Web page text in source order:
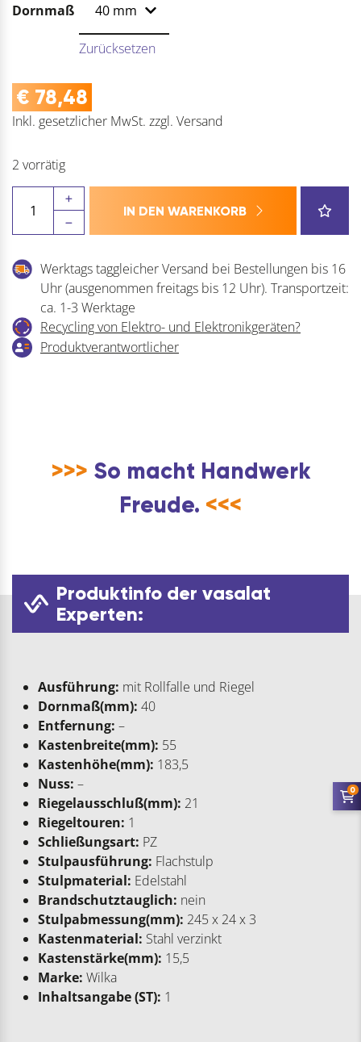
Dornmaß
Zurücksetzen
€ 78,48
Inkl. gesetzlicher MwSt. zzgl. Versand
2 vorrätig
Rohrrahmenschloss
Flachstulp
Rollfalle
Riegel
Menge
IN DEN WARENKORB
Werktags taggleicher Versand bei Bestellungen bis 16
Uhr (ausgenommen freitags bis 12 Uhr). Transportzeit:
ca. 1-3 Werktage
Recycling von Elektro- und Elektronikgeräten?
Produktverantwortlicher
>>> So macht Handwerk
Freude. <<<
Produktinfo der vasalat
Experten:
Ausführung: mit Rollfalle und Riegel
Dornmaß(mm): 40
Entfernung: –
Kastenbreite(mm): 55
Kastenhöhe(mm): 183,5
Nuss: –
Riegelausschluß(mm): 21
Riegeltouren: 1
Schließungsart: PZ
Stulpausführung: Flachstulp
Stulpmaterial: Edelstahl
Brandschutztauglich: nein
Stulpabmessung(mm): 245 x 24 x 3
Kastenmaterial: Stahl verzinkt
Kastenstärke(mm): 15,5
Marke: Wilka
Inhaltsangabe (ST): 1
0